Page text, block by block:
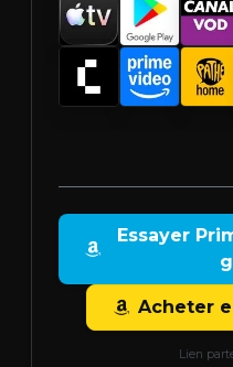
Essayer
Acheter
Lien